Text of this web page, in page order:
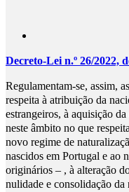
Decreto-Lei n.º 26/2022,
Regulamentam-se, assim,
respeita à atribuição da
estrangeiros, à aquisição
neste âmbito no que
novo regime de
nascidos em Portugal e ao
originários – , à alteração
nulidade e consolidação da